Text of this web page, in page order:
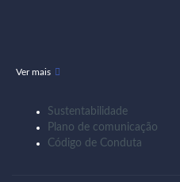
Ver mais
Sustentabilidade
Plano de comunicação
Código de Conduta